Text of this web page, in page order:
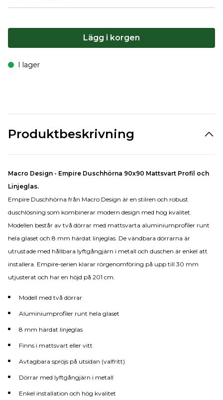
Lägg i korgen
I lager
Produktbeskrivning
Macro Design - Empire Duschhörna 90x90 Mattsvart Profil och
Linjeglas.
Empire Duschhörna från Macro Design är en stilren och robust
duschlösning som kombinerar modern design med hög kvalitet.
Modellen består av två dörrar med mattsvarta aluminiumprofiler runt
hela glaset och 8 mm härdat linjeglas. De vändbara dörrarna är
utrustade med hållbara lyftgångjärn i metall och duschen är enkel att
installera. Empire-serien klarar rörgenomföring på upp till 30 mm
utjusterat och har en höjd på 201 cm.
Modell med två dörrar
Aluminiumprofiler runt hela glaset
8 mm härdat linjeglas
Finns i mattsvart eller vitt
Avtagbara spröjs på utsidan (valfritt)
Dörrar med lyftgångjärn i metall
Enkel installation och hög kvalitet